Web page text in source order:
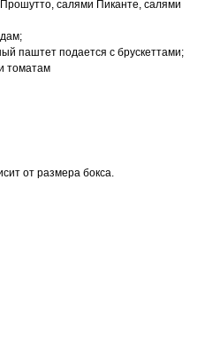
салями Пиканте, салями
паштет подается с брускеттами;
томатам
от размера бокса.